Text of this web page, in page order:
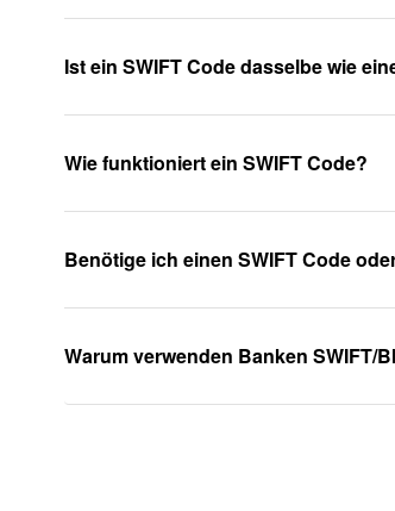
Ist ein SWIFT Code dasselbe wie
Wie funktioniert ein SWIFT Code?
Benötige ich einen SWIFT Code
Warum verwenden Banken SWIFT/